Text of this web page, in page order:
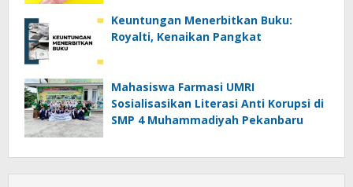
Keuntungan Menerbitkan Buku:
Royalti, Kenaikan Pangkat
Mahasiswa Farmasi UMRI
Sosialisasikan Literasi Anti Korupsi di
SMP 4 Muhammadiyah Pekanbaru